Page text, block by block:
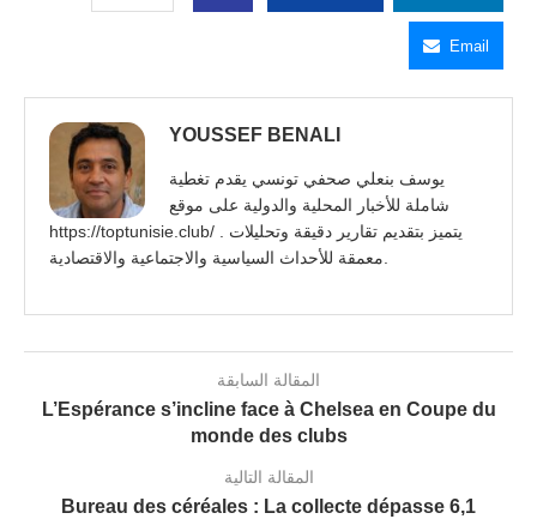
Email
YOUSSEF BENALI
يوسف بنعلي صحفي تونسي يقدم تغطية
شاملة للأخبار المحلية والدولية على موقع
https://toptunisie.club/ . يتميز بتقديم تقارير دقيقة وتحليلات
معمقة للأحداث السياسية والاجتماعية والاقتصادية.
المقالة السابقة
L’Espérance s’incline face à Chelsea en Coupe du
monde des clubs
المقالة التالية
Bureau des céréales : La collecte dépasse 6,1